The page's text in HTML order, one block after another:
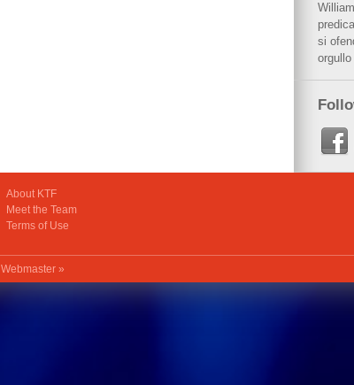
si
orgullo
About KTF
Meet the Team
Terms of Use
Webmaster »